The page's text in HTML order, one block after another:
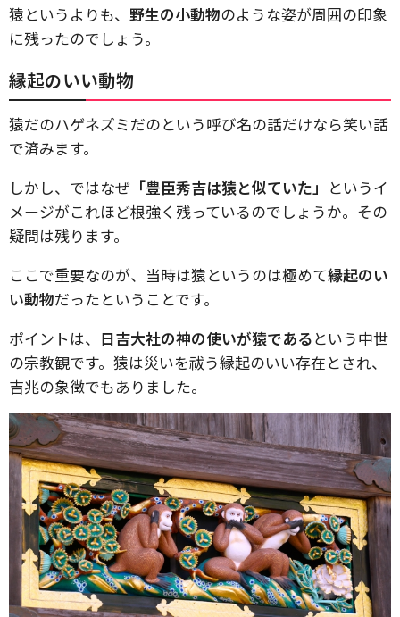
猿というよりも、 野生の小動物のような姿が周囲の印象
に残ったのでしょう。
縁起のいい動物
猿だのハゲネズミだのという呼び名の話だけなら笑い話
で済みます。
しかし、ではなぜ 「豊臣秀吉は猿と似ていた」 というイ
メージがこれほど根強く残っているのでしょうか。その
疑問は残ります。
ここで重要なのが、当時は猿というのは極めて縁起のい
い動物だったということです。
ポイントは、 日吉大社の神の使いが猿であるという中世
の宗教観です。猿は災いを祓う縁起のいい存在とされ、
吉兆の象徴でもありました。